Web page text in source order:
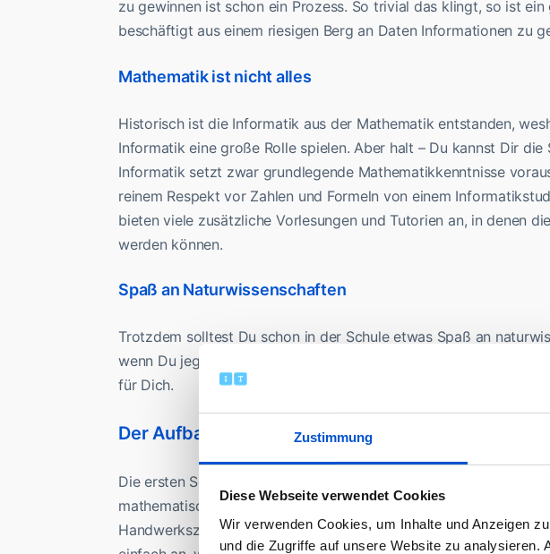
Zustimmung
Diese Webseite verwendet Cookies
Wir verwenden Cookies, um Inhalte und Anzeigen
und die Zugriffe auf unsere Website zu
zu gewinnen ist schon ein Prozess. So trivial das klingt, so ist
beschäftigt aus einem riesigen Berg an Daten Informationen zu
Mathematik ist nicht alles
Historisch ist die Informatik aus der Mathematik entstanden,
Informatik eine große Rolle spielen. Aber halt – Du kannst Dir
Informatik setzt zwar grundlegende Mathematikkenntnisse
reinem Respekt vor Zahlen und Formeln von einem
bieten viele zusätzliche Vorlesungen und Tutorien an, in denen
werden können.
Spaß an Naturwissenschaften
Trotzdem solltest Du schon in der Schule etwas Spaß an
wenn Du jegliche Naturwissenschaften gemieden hast, ist
für Dich.
Der Aufbau des Informatik Studiums
Die ersten Semester des Informatik Studiums beschäftigen sich
mathematischen Grundlagen und die Einführung in bekannte
Handwerkszeug für spätere Programmierprojekte. Die